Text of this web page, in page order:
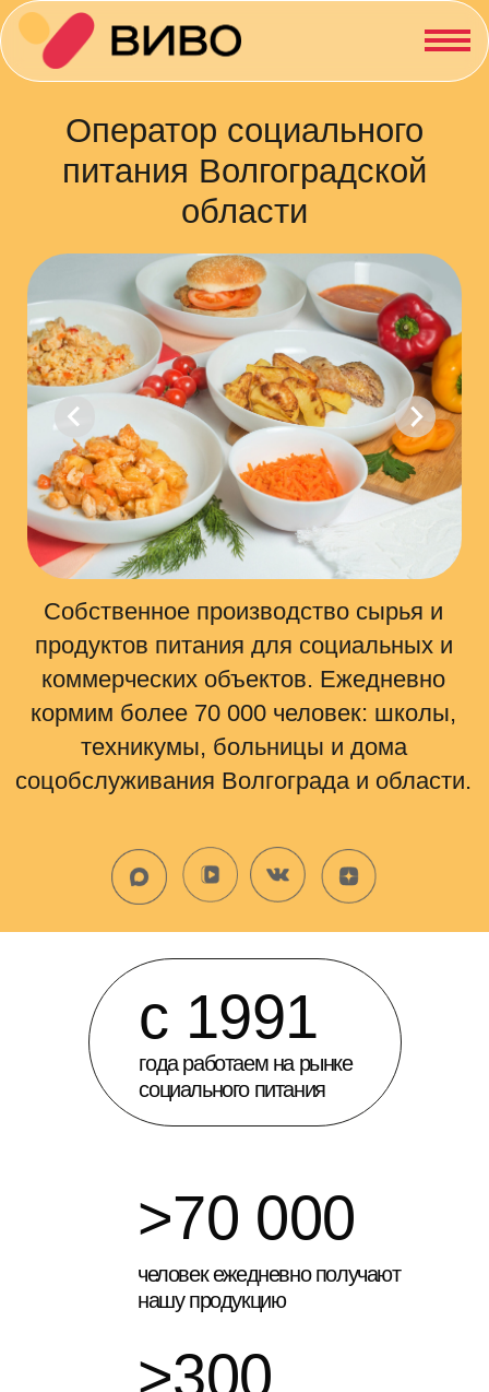
питания Волгоградской
области
Собственное производство сырья и
продуктов питания для социальных и
коммерческих объектов. Ежедневно
кормим более 70 000 человек: школы,
техникумы, больницы и дома
соцобслуживания Волгограда и области.
c 1991
года работаем на рынке
социального питания
>70 000
человек ежедневно получают
нашу продукцию
>300
>150
единиц современного
оборудования
Работаем
на собственных
Комбинат питания